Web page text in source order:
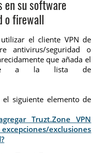
en su software
firewall
el cliente VPN de
antivirus/seguridad o
que añada el
a la lista de
siguiente elemento de
Truzt.Zone VPN
exclusiones